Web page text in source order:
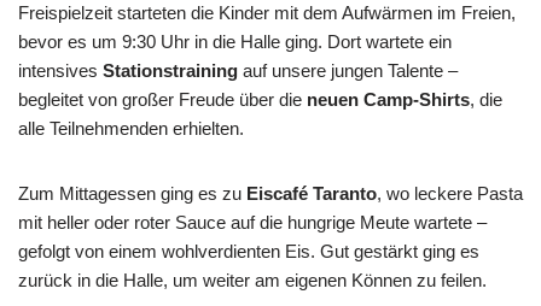
Freispielzeit starteten die Kinder mit dem Aufwärmen im Freien,
bevor es um 9:30 Uhr in die Halle ging. Dort wartete ein
intensives Stationstraining auf unsere jungen Talente –
begleitet von großer Freude über die neuen Camp-Shirts, die
alle Teilnehmenden erhielten.
Zum Mittagessen ging es zu Eiscafé Taranto, wo leckere Pasta
mit heller oder roter Sauce auf die hungrige Meute wartete –
gefolgt von einem wohlverdienten Eis. Gut gestärkt ging es
zurück in die Halle, um weiter am eigenen Können zu feilen.